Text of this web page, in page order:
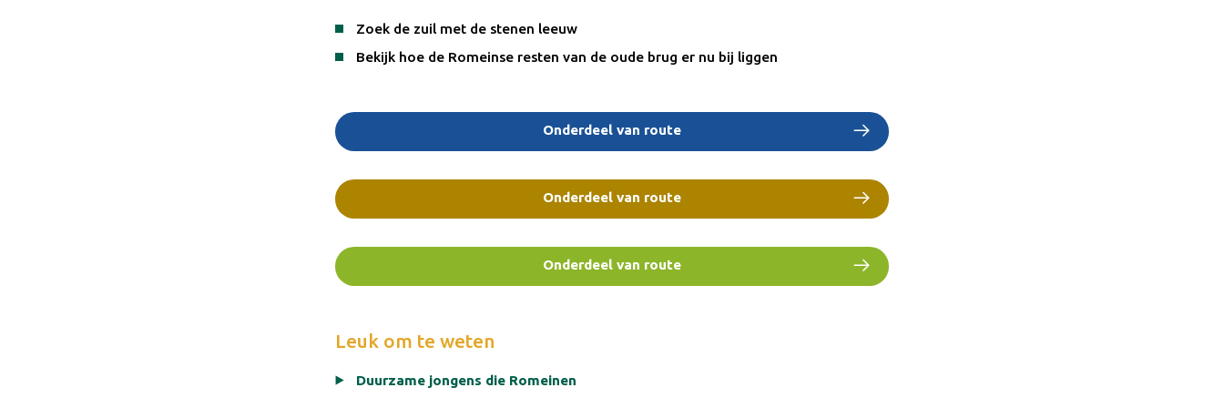
Zoek de zuil met de stenen leeuw
Bekijk hoe de Romeinse resten van de oude brug er nu bij liggen
Onderdeel van route
Onderdeel van route
Onderdeel van route
Leuk om te weten
Duurzame jongens die Romeinen